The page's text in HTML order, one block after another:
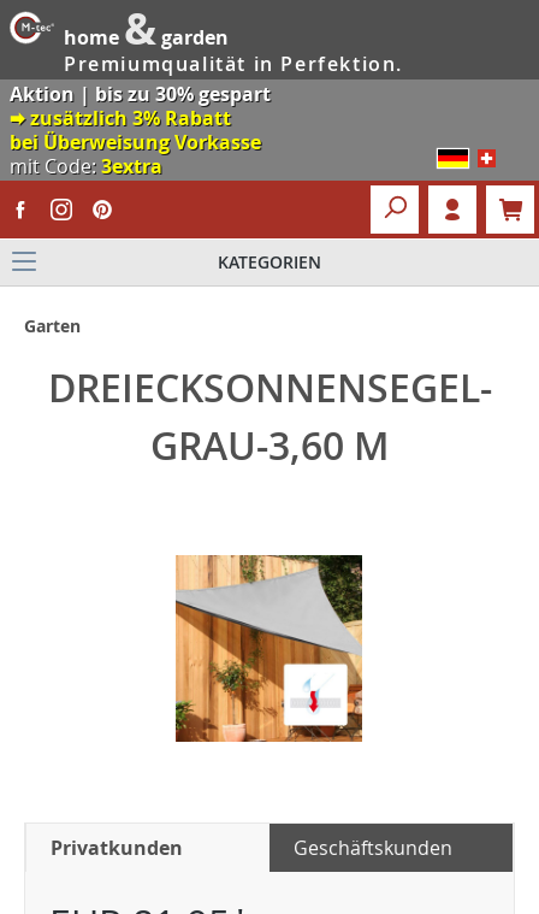
home &garden
Premiumqualität in Perfektion.
Aktion | bis zu 30% gespart
🠮 zusätzlich 3% Rabatt
bei Überweisung Vorkasse
mit Code:3extra
KATEGORIEN
Garten
DREIECKSONNENSEGEL-
GRAU-3,60 M
Privatkunden Geschäftskunden